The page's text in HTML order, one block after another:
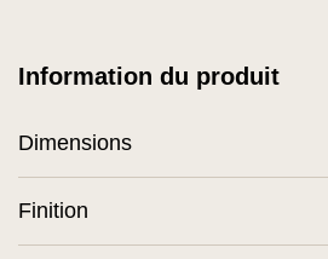
Information du produit
Dimensions
Finition